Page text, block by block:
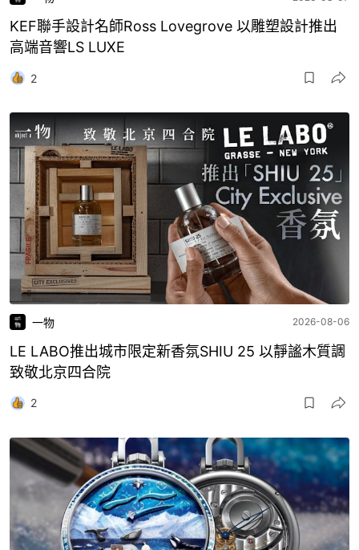
KEF聯手設計名師Ross Lovegrove 以雕塑設計推出
高端音響LS LUXE
2
一物 2026-08-06
LE LABO推出城市限定新香氛SHIU 25 以靜謐木質調
致敬北京四合院
2